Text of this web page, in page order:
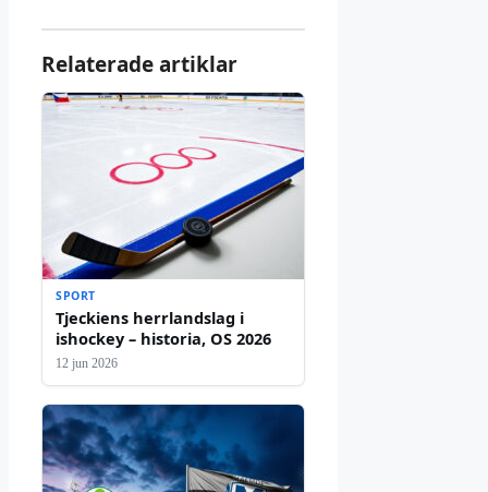
Relaterade artiklar
SPORT
Tjeckiens herrlandslag i
ishockey – historia, OS 2026
12 jun 2026